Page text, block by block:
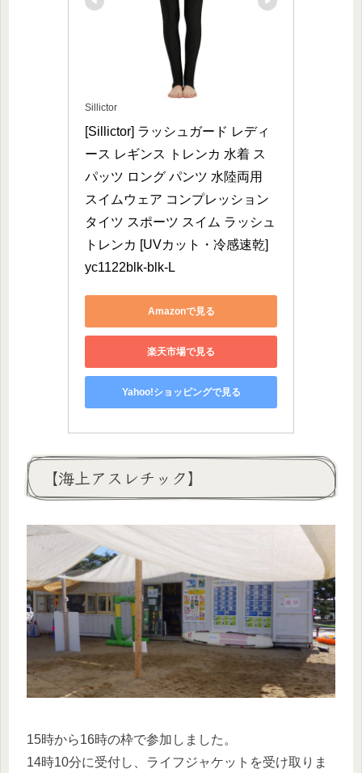
Sillictor
[Sillictor] ラッシュガード レディ
ース レギンス トレンカ 水着 ス
パッツ ロング パンツ 水陸両用
スイムウェア コンプレッション
タイツ スポーツ スイム ラッシュ
トレンカ [UVカット・冷感速乾]
yc1122blk-blk-L
Amazonで見る
楽天市場で見る
Yahoo!ショッピングで見る
【海上アスレチック】
15時から16時の枠で参加しました。
14時10分に受付し、ライフジャケットを受け取りま